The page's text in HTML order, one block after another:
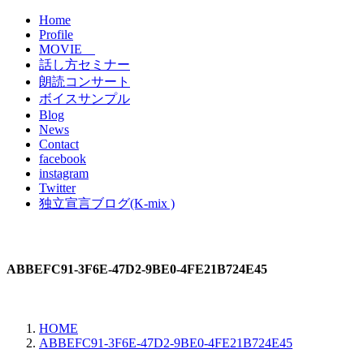
Home
Profile
MOVIE
話し方セミナー
朗読コンサート
ボイスサンプル
Blog
News
Contact
facebook
instagram
Twitter
独立宣言ブログ(K-mix )
ABBEFC91-3F6E-47D2-9BE0-4FE21B724E45
HOME
ABBEFC91-3F6E-47D2-9BE0-4FE21B724E45